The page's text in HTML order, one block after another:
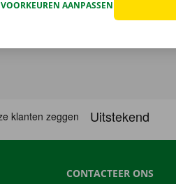
CONTACTEER ONS
VOORKEUREN AANPASSEN